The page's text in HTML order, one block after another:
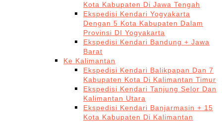
Kota Kabupaten Di Jawa Tengah
Ekspedisi Kendari Yogyakarta
Dengan 5 Kota Kabupaten Dalam
Provinsi DI Yogyakarta
Ekspedisi Kendari Bandung + Jawa
Barat
Ke Kalimantan
Ekspedisi Kendari Balikpapan Dan 7
Kabupaten Kota Di Kalimantan Timur
Ekspedisi Kendari Tanjung Selor Dan
Kalimantan Utara
Ekspedisi Kendari Banjarmasin + 15
Kota Kabupaten Di Kalimantan